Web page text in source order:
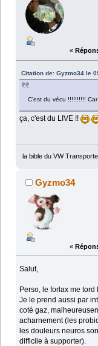
«
Citation de: Gyzmo34 le
C'est du vécu !!!!!!!!!!
ça, c'est du LIVE !!
la bible du VW
Gyzmo34
«
Salut,
Perso, le forlax me
Je le prend aussi par
coté gaz,
acharnement (les
les douleurs neuros
difficile à supporter).